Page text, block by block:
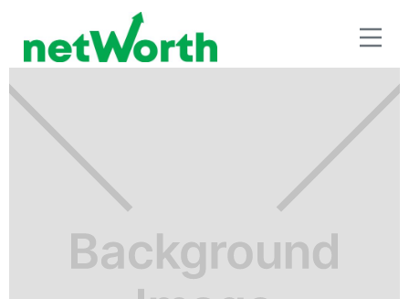
BENEFICIOS FISCALES